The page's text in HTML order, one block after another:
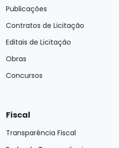
Publicações
Contratos de Licitação
Editais de Licitação
Obras
Concursos
Fiscal
Transparência Fiscal